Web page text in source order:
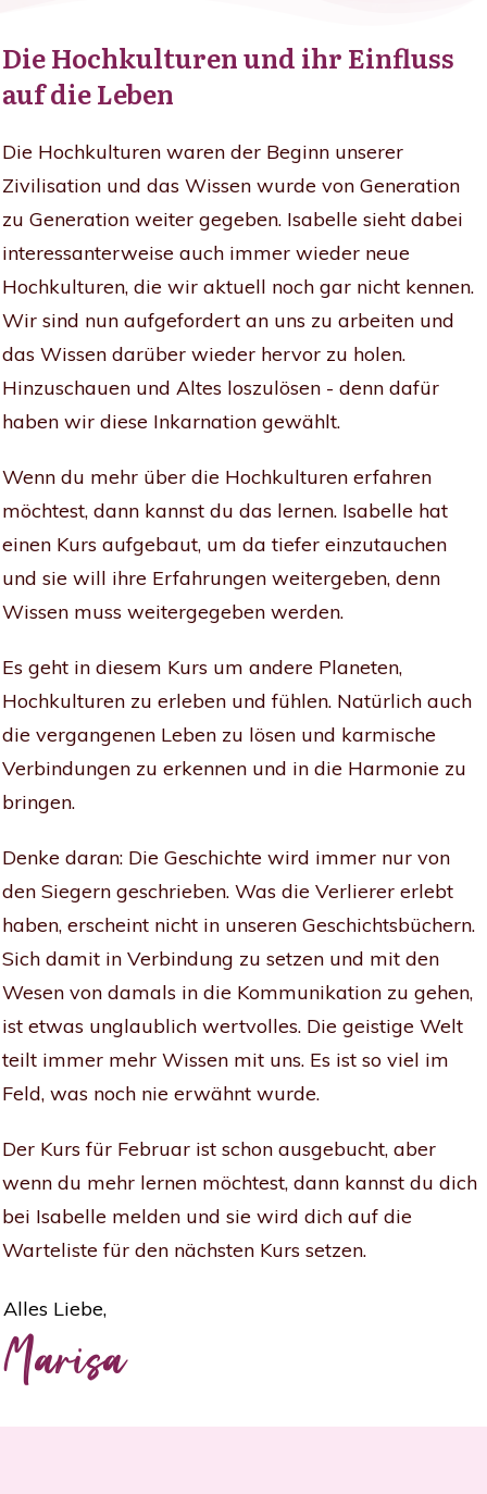
Die Hochkulturen und ihr Einfluss
auf die Leben
Die Hochkulturen waren der Beginn unserer
Zivilisation und das Wissen wurde von Generation
zu Generation weiter gegeben. Isabelle sieht dabei
interessanterweise auch immer wieder neue
Hochkulturen, die wir aktuell noch gar nicht kennen.
Wir sind nun aufgefordert an uns zu arbeiten und
das Wissen darüber wieder hervor zu holen.
Hinzuschauen und Altes loszulösen - denn dafür
haben wir diese Inkarnation gewählt.
Wenn du mehr über die Hochkulturen erfahren
möchtest, dann kannst du das lernen. Isabelle hat
einen Kurs aufgebaut, um da tiefer einzutauchen
und sie will ihre Erfahrungen weitergeben, denn
Wissen muss weitergegeben werden.
Es geht in diesem Kurs um andere Planeten,
Hochkulturen zu erleben und fühlen. Natürlich auch
die vergangenen Leben zu lösen und karmische
Verbindungen zu erkennen und in die Harmonie zu
bringen.
Denke daran: Die Geschichte wird immer nur von
den Siegern geschrieben. Was die Verlierer erlebt
haben, erscheint nicht in unseren Geschichtsbüchern.
Sich damit in Verbindung zu setzen und mit den
Wesen von damals in die Kommunikation zu gehen,
ist etwas unglaublich wertvolles. Die geistige Welt
teilt immer mehr Wissen mit uns. Es ist so viel im
Feld, was noch nie erwähnt wurde.
Der Kurs für Februar ist schon ausgebucht, aber
wenn du mehr lernen möchtest, dann kannst du dich
bei Isabelle melden und sie wird dich auf die
Warteliste für den nächsten Kurs setzen.
Alles Liebe,
Marisa